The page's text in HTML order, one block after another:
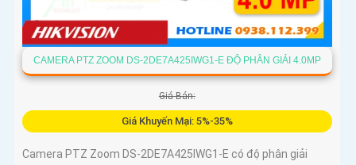
CAMERA PTZ ZOOM DS-2DE7A425IWG1-E ĐỘ PHÂN GIẢI 4.0MP
Giá Bán:
Giá Khuyến Mại: 5%-35%
Camera PTZ Zoom DS-2DE7A425IWG1-E có độ phân giải